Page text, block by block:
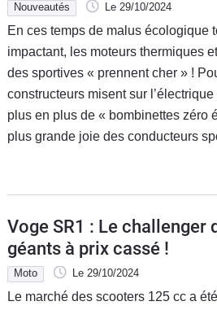
Nouveautés Le 29/10/2024
En ces temps de malus écologique
impactant, les moteurs thermiques
des sportives « prennent cher » !
constructeurs misent sur
plus en plus de « bombinettes zéro
plus grande joie des conducteurs
Voge SR1 : Le challenger
géants à prix cassé !
Moto Le 29/10/2024
Le marché des scooters 125 cc a